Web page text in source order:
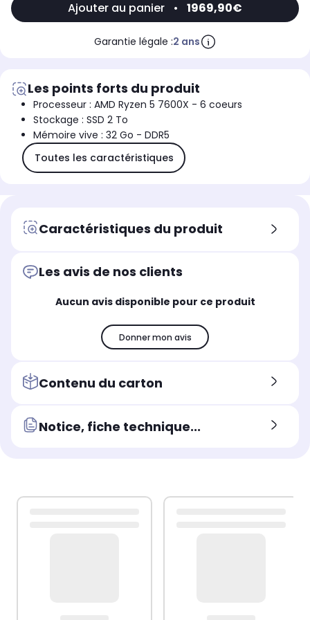
Ajouter au panier • 1969,90€
Garantie légale :2 ans
Les points forts du produit
Processeur : AMD Ryzen 5 7600X - 6 coeurs
Stockage : SSD 2 To
Mémoire vive : 32 Go - DDR5
Toutes les caractéristiques
Caractéristiques du produit
Les avis de nos clients
Aucun avis disponible pour ce produit
Donner mon avis
Contenu du carton
Notice, fiche technique...